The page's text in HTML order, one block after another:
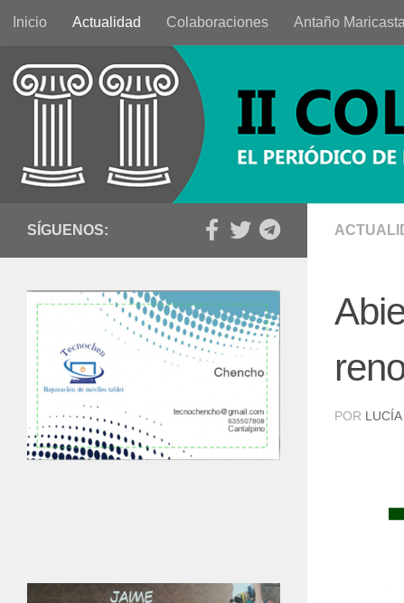
Saltar al contenido
Inicio Actualidad Colaboraciones Antaño
POR
SÍGUENOS: